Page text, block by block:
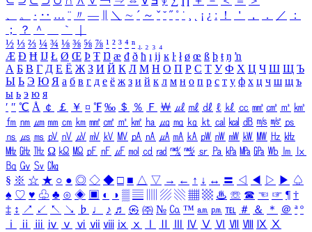
、
。 · ‥ … ¨ 〃 ― ＼ ∼ ´ ～ ˇ ˘ ˝ ˚ ˙ ¸ ¡ ¿ ː ！ ＇ ， ． ／
：
；
？ ＾ ｀
½ ⅓ ⅔ ¼ ¾ ⅛ ⅜ ⅝ ⅞ ¹ ² ³ ⁴ ⁿ ₁ ₂ ₃ ₄
Æ Ð Ħ Ĳ Ł Ø Œ Þ Ŧ Ŋ æ đ ð ħ ı ĳ ĸ ŀ ł ø œ ß þ ŧ ŋ ŉ
А Б В Г Д Е Ё Ж З И Й К Л М Н О П Р С Т У Ф Х Ц Ч Ш Щ Ъ
Ы Ь Э Ю Я а б в г д е ё ж з и й к л м н о п р с т у ф х ц ч ш щ ъ
ы ь э ю я
′ ″ ℃ Å ￠ ￡ ￥ ¤ ℉ ‰ ＄ ％ Ｆ ￦ ㎕ ㎖ ㎗ ℓ ㎘ ㏄ ㎣ ㎤ ㎥ ㎦
㎙ ㎚ ㎛ ㎜ ㎝ ㎞ ㎟ ㎠ ㎡ ㎢ ㏊ ㎍ ㎎ ㎏ ㏏ ㎈ ㎉ ㏈ ㎧ ㎨ ㎰
㎱ ㎲ ㎳ ㎴ ㎵ ㎶ ㎷ ㎸ ㎹ ㎀ ㎁ ㎂ ㎃ ㎄ ㎺ ㎻ ㎽ ㎾ ㎿ ㎐ ㎑
㎒ ㎓ ㎔ Ω ㏀ ㏁ ㎊ ㎋ ㎌ ㏖ ㏅ ㎭ ㎮ ㎯ ㏛ ㎩ ㎪ ㎫ ㎬ ㏝ ㏐
㏓
㏃ ㏉ ㏜ ㏆
§ ※ ☆ ★ ○ ● ◎ ◇ ◆ □ ■ △ ▽ → ← ↑ ↓ ↔ 〓 ◁ ◀ ▷ ▶ ♤
♠ ♡ ♥ ♧ ♣ ⊙ ◈ ▣ ◐ ◑ ▒ ▤ ▨ ▧ ▦ ▩ ♨ ☏ ☎ ☜ ☞ ¶ †
‡ ↕ ↗ ↙ ↖ ↘ ♭ ♩ ♪ ♬ ㉿ ㈜ № ㏇ ™ ㏂ ㏘ ℡ ＃ ＆ ＊ ＠ ª º
ⅰ
ⅱ ⅲ ⅳ ⅴ ⅵ ⅶ ⅷ ⅸ ⅹ Ⅳ Ⅴ Ⅵ Ⅶ Ⅷ Ⅸ Ⅹ